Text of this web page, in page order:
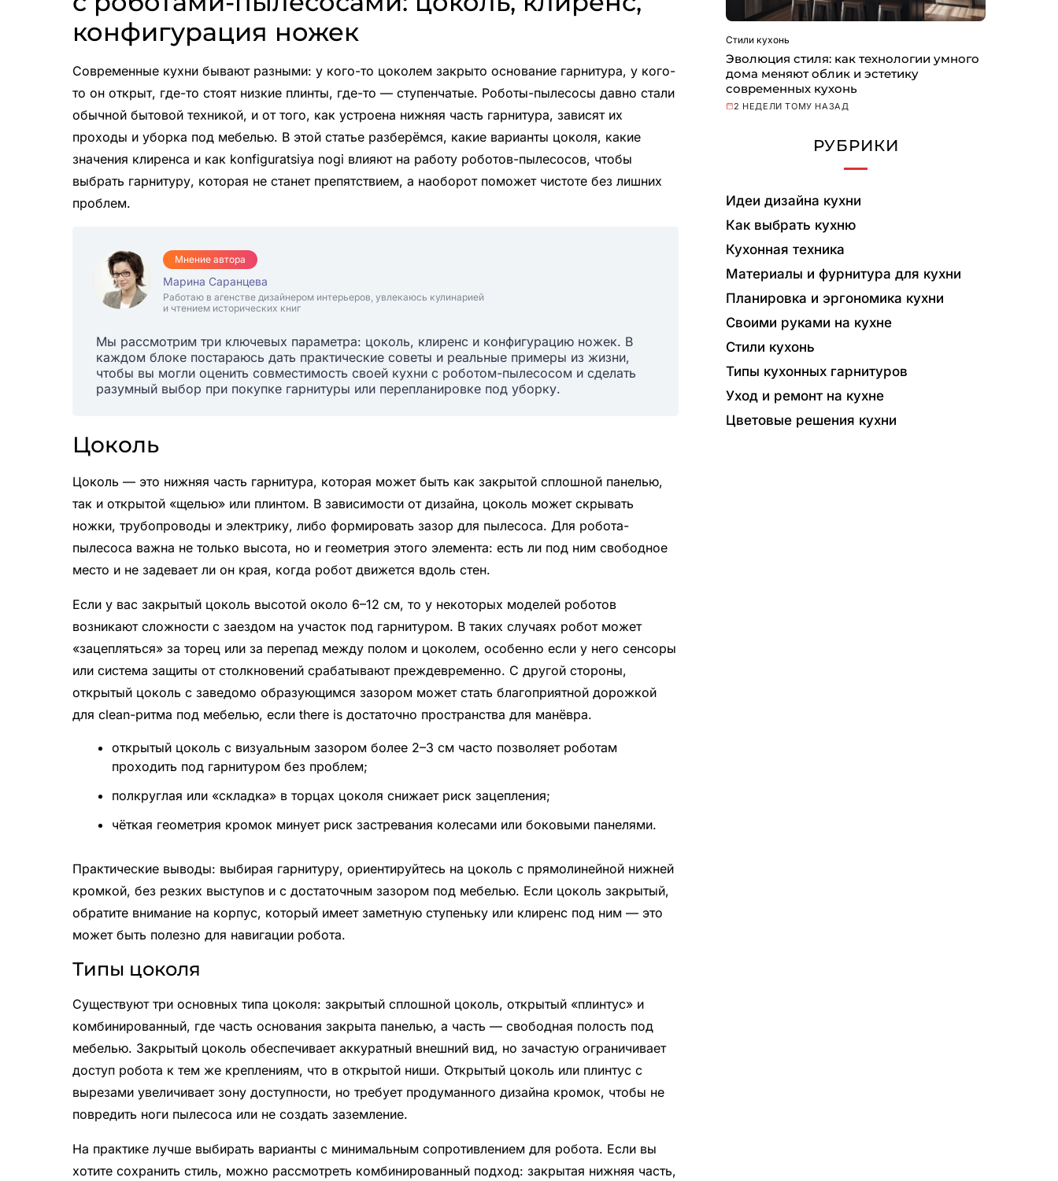
конфигурация ножек
Современные кухни бывают разными: у кого-то цоколем закрыто основание гарнитура, у кого-
то он открыт, где-то стоят низкие плинты, где-то — ступенчатые. Роботы-пылесосы давно стали
обычной бытовой техникой, и от того, как устроена нижняя часть гарнитура, зависят их
проходы и уборка под мебелью. В этой статье разберёмся, какие варианты цоколя, какие
значения клиренса и как konfiguratsiya nogi влияют на работу роботов-пылесосов, чтобы
выбрать гарнитуру, которая не станет препятствием, а наоборот поможет чистоте без лишних
проблем.
Мнение автора
Марина Саранцева
Работаю в агенстве дизайнером интерьеров, увлекаюсь кулинарией
и чтением исторических книг
Мы рассмотрим три ключевых параметра: цоколь, клиренс и конфигурацию ножек. В
каждом блоке постараюсь дать практические советы и реальные примеры из жизни,
чтобы вы могли оценить совместимость своей кухни с роботом-пылесосом и сделать
разумный выбор при покупке гарнитуры или перепланировке под уборку.
Цоколь
Цоколь — это нижняя часть гарнитура, которая может быть как закрытой сплошной панелью,
так и открытой «щелью» или плинтом. В зависимости от дизайна, цоколь может скрывать
ножки, трубопроводы и электрику, либо формировать зазор для пылесоса. Для робота-
пылесоса важна не только высота, но и геометрия этого элемента: есть ли под ним свободное
место и не задевает ли он края, когда робот движется вдоль стен.
Если у вас закрытый цоколь высотой около 6–12 см, то у некоторых моделей роботов
возникают сложности с заездом на участок под гарнитуром. В таких случаях робот может
«зацепляться» за торец или за перепад между полом и цоколем, особенно если у него сенсоры
или система защиты от столкновений срабатывают преждевременно. С другой стороны,
открытый цоколь с заведомо образующимся зазором может стать благоприятной дорожкой
для clean-ритма под мебелью, если there is достаточно пространства для манёвра.
открытый цоколь с визуальным зазором более 2–3 см часто позволяет роботам
проходить под гарнитуром без проблем;
полкруглая или «складка» в торцах цоколя снижает риск зацепления;
чёткая геометрия кромок минует риск застревания колесами или боковыми панелями.
Практические выводы: выбирая гарнитуру, ориентируйтесь на цоколь с прямолинейной нижней
кромкой, без резких выступов и с достаточным зазором под мебелью. Если цоколь закрытый,
обратите внимание на корпус, который имеет заметную ступеньку или клиренс под ним — это
может быть полезно для навигации робота.
Типы цоколя
Существуют три основных типа цоколя: закрытый сплошной цоколь, открытый «плинтус» и
комбинированный, где часть основания закрыта панелью, а часть — свободная полость под
мебелью. Закрытый цоколь обеспечивает аккуратный внешний вид, но зачастую ограничивает
доступ робота к тем же креплениям, что в открытой ниши. Открытый цоколь или плинтус с
вырезами увеличивает зону доступности, но требует продуманного дизайна кромок, чтобы не
повредить ноги пылесоса или не создать заземление.
На практике лучше выбирать варианты с минимальным сопротивлением для робота. Если вы
хотите сохранить стиль, можно рассмотреть комбинированный подход: закрытая нижняя часть,
Стили кухонь
Эволюция стиля: как технологии умного
дома меняют облик и эстетику
современных кухонь
2 НЕДЕЛИ ТОМУ НАЗАД
РУБРИКИ
Идеи дизайна кухни
Как выбрать кухню
Кухонная техника
Материалы и фурнитура для кухни
Планировка и эргономика кухни
Своими руками на кухне
Стили кухонь
Типы кухонных гарнитуров
Уход и ремонт на кухне
Цветовые решения кухни